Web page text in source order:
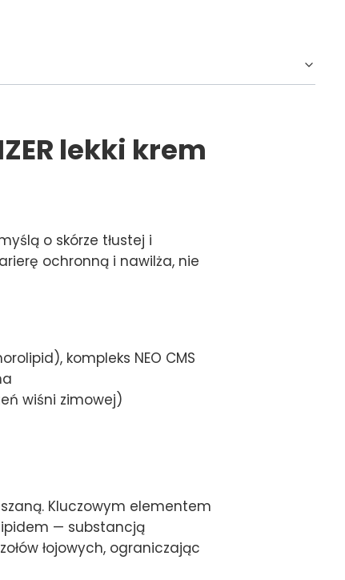
lekki krem
o skórze tłustej i
ochronną i nawilża, nie
kompleks NEO CMS
wiśni zimowej)
Kluczowym elementem
— substancją
łojowych, ograniczając